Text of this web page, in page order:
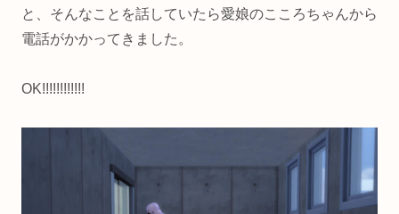
と、そんなことを話していたら愛娘のこころちゃんから
電話がかかってきました。
OK!!!!!!!!!!!!